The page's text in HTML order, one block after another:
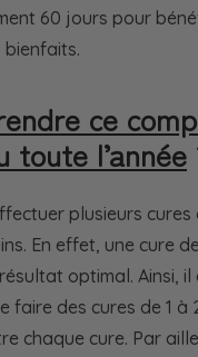
60 jours pour
bienfaits.
ce
toute l’année
plusieurs cures
En effet, une cure
optimal. Ainsi, il
faire des cures de 1 à
chaque cure. Par